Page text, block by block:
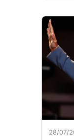
28/07/